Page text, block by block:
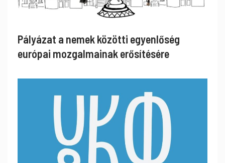
Pályázat a nemek közötti egyenlőség
európai mozgalmainak erősítésére